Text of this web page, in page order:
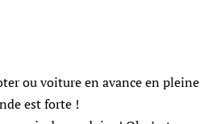
ou voiture en avance en pleine
est forte !